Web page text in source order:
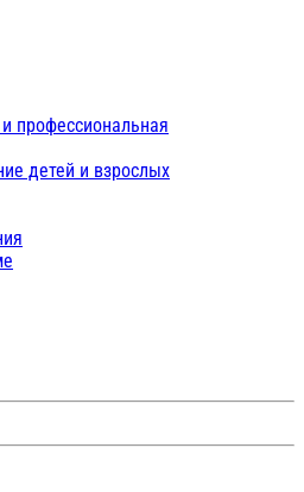
профессиональная
детей и взрослых